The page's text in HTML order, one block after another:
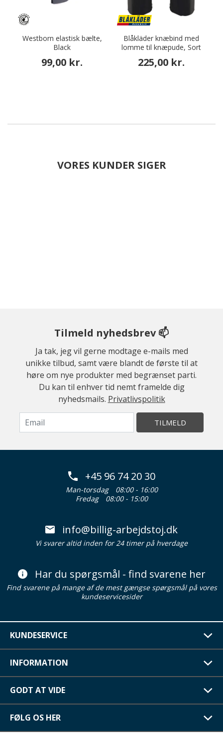
Westborn elastisk bælte,
Black
99,00 kr.
Blåkläder knæbind med
lomme til knæpude, Sort
225,00 kr.
VORES KUNDER SIGER
Tilmeld nyhedsbrev 📫
Ja tak, jeg vil gerne modtage e-mails med
unikke tilbud, samt være blandt de første til at
høre om nye produkter med begrænset parti.
Du kan til enhver tid nemt framelde dig
nyhedsmails. Privatlivspolitik
TILMELD
+45 96 74 20 30
Man-torsdag
08:00 - 16:00
Fredag
08:00 - 15:00
info@billig-arbejdstoj.dk
Vi svarer altid inden for 24 timer på hverdage
Har du spørgsmål - find svarene her
Find svarene på mange af de mest gængse spørgsmål på vores
kundeservicesider
KUNDESERVICE
INFORMATION
GODT AT VIDE
FØLG OS HER